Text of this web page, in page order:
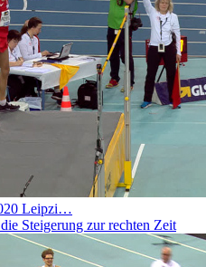
Leipzi…
Steigerung zur rechten Zeit